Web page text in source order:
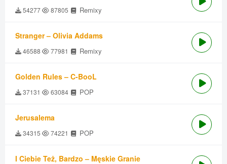
54277 87805 Remixy
Stranger – Olivia Addams
46588 77981 Remixy
Golden Rules – C-BooL
37131 63084 POP
Jerusalema
34315 74221 POP
I Ciebie Też, Bardzo – Męskie Granie